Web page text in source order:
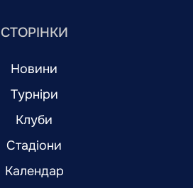
СТОРІНКИ
Новини
Турніри
Клуби
Стадіони
Календар